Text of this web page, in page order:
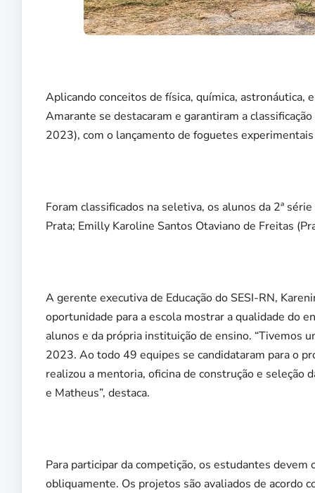
Aplicando conceitos de física, química, astronáutica,
Amarante se destacaram e garantiram a
2023), com o lançamento de foguetes
Foram classificados na seletiva, os alunos da 2ª
Prata; Emilly Karoline Santos Otaviano de Freitas
A gerente executiva de Educação do SESI-RN,
oportunidade para a escola mostrar a qualidade do
alunos e da própria instituição de ensino. “Tivemos
2023. Ao todo 49 equipes se candidataram para o
realizou a mentoria, oficina de construção e
e Matheus”, destaca.
Para participar da competição, os estudantes
obliquamente. Os projetos são avaliados de acordo